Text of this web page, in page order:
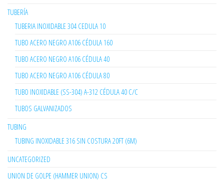
TUBERÍA
TUBERIA INOXIDABLE 304 CEDULA 10
TUBO ACERO NEGRO A106 CÉDULA 160
TUBO ACERO NEGRO A106 CÉDULA 40
TUBO ACERO NEGRO A106 CÉDULA 80
TUBO INOXIDABLE (SS-304) A-312 CÉDULA 40 C/C
TUBOS GALVANIZADOS
TUBING
TUBING INOXIDABLE 316 SIN COSTURA 20FT (6M)
UNCATEGORIZED
UNION DE GOLPE (HAMMER UNION) CS